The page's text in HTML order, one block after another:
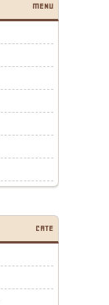
MENU
CATE